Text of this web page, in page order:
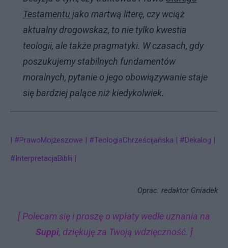
Testamentu jako martwą literę, czy wciąż
aktualny drogowskaz, to nie tylko kwestia
teologii, ale także pragmatyki. W czasach, gdy
poszukujemy stabilnych fundamentów
moralnych, pytanie o jego obowiązywanie staje
się bardziej palące niż kiedykolwiek.
| #PrawoMojżeszowe | #TeologiaChrześcijańska | #Dekalog |
#InterpretacjaBiblii |
Oprac. redaktor Gniadek
[ Polecam się i proszę o wpłaty wedle uznania na
Suppi, dziękuję za Twoją wdzięczność. ]